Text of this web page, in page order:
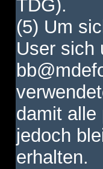
TDG).
(5) Um
User sich
damit alle
jedoch
erhalten.